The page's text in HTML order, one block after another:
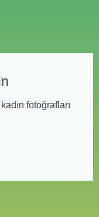
fotoğrafları